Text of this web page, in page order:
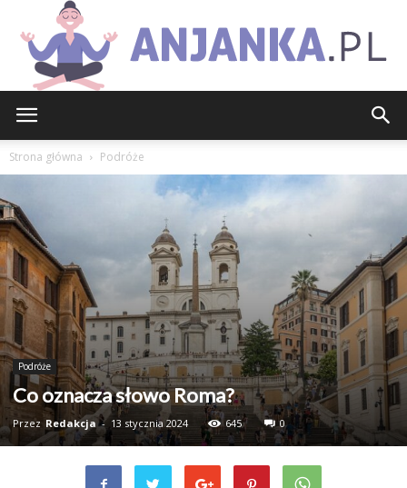
Strona główna Podróże
Podróże
Co oznacza słowo Roma?
Przez Redakcja - 13 stycznia 2024 645 0